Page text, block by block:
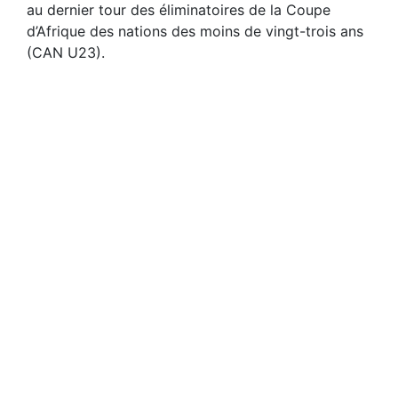
au dernier tour des éliminatoires de la Coupe
d’Afrique des nations des moins de vingt-trois ans
(CAN U23).